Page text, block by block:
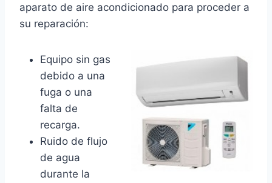
aparato de aire acondicionado para proceder a
su reparación:
Equipo sin gas
debido a una
fuga o una
falta de
recarga.
Ruido de flujo
de agua
durante la